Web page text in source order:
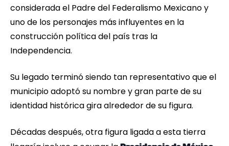
considerada el Padre del Federalismo Mexicano y
uno de los personajes más influyentes en la
construcción política del país tras la
Independencia.
Su legado terminó siendo tan representativo que el
municipio adoptó su nombre y gran parte de su
identidad histórica gira alrededor de su figura.
Décadas después, otra figura ligada a esta tierra